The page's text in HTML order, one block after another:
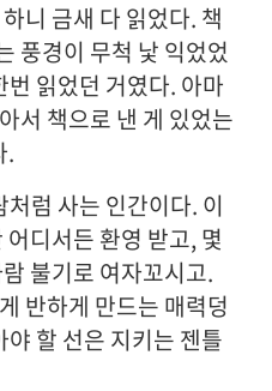
니 금새 다 읽었다. 책
풍경이 무척 낯 익었었
읽었던 거였다. 아마
서 책으로 낸 게 있었는
.
럼 사는 인간이다. 이
디서든 환영 받고, 몇
불기로 여자꼬시고.
반하게 만드는 매력덩
할 선은 지키는 젠틀